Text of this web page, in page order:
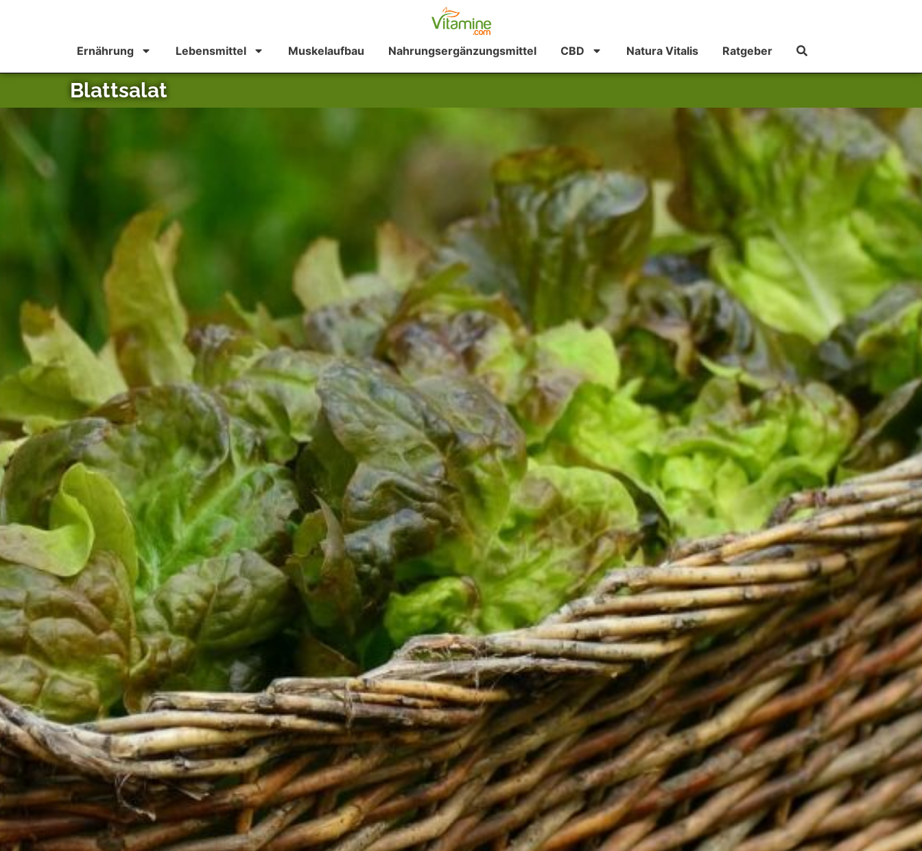
Ernährung Lebensmittel Muskelaufbau Nahrungsergänzungsmittel CBD Natura Vitalis Ratgeber
Blattsalat